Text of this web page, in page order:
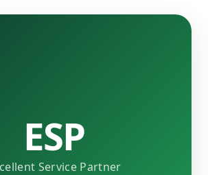
ESP
Service Partner